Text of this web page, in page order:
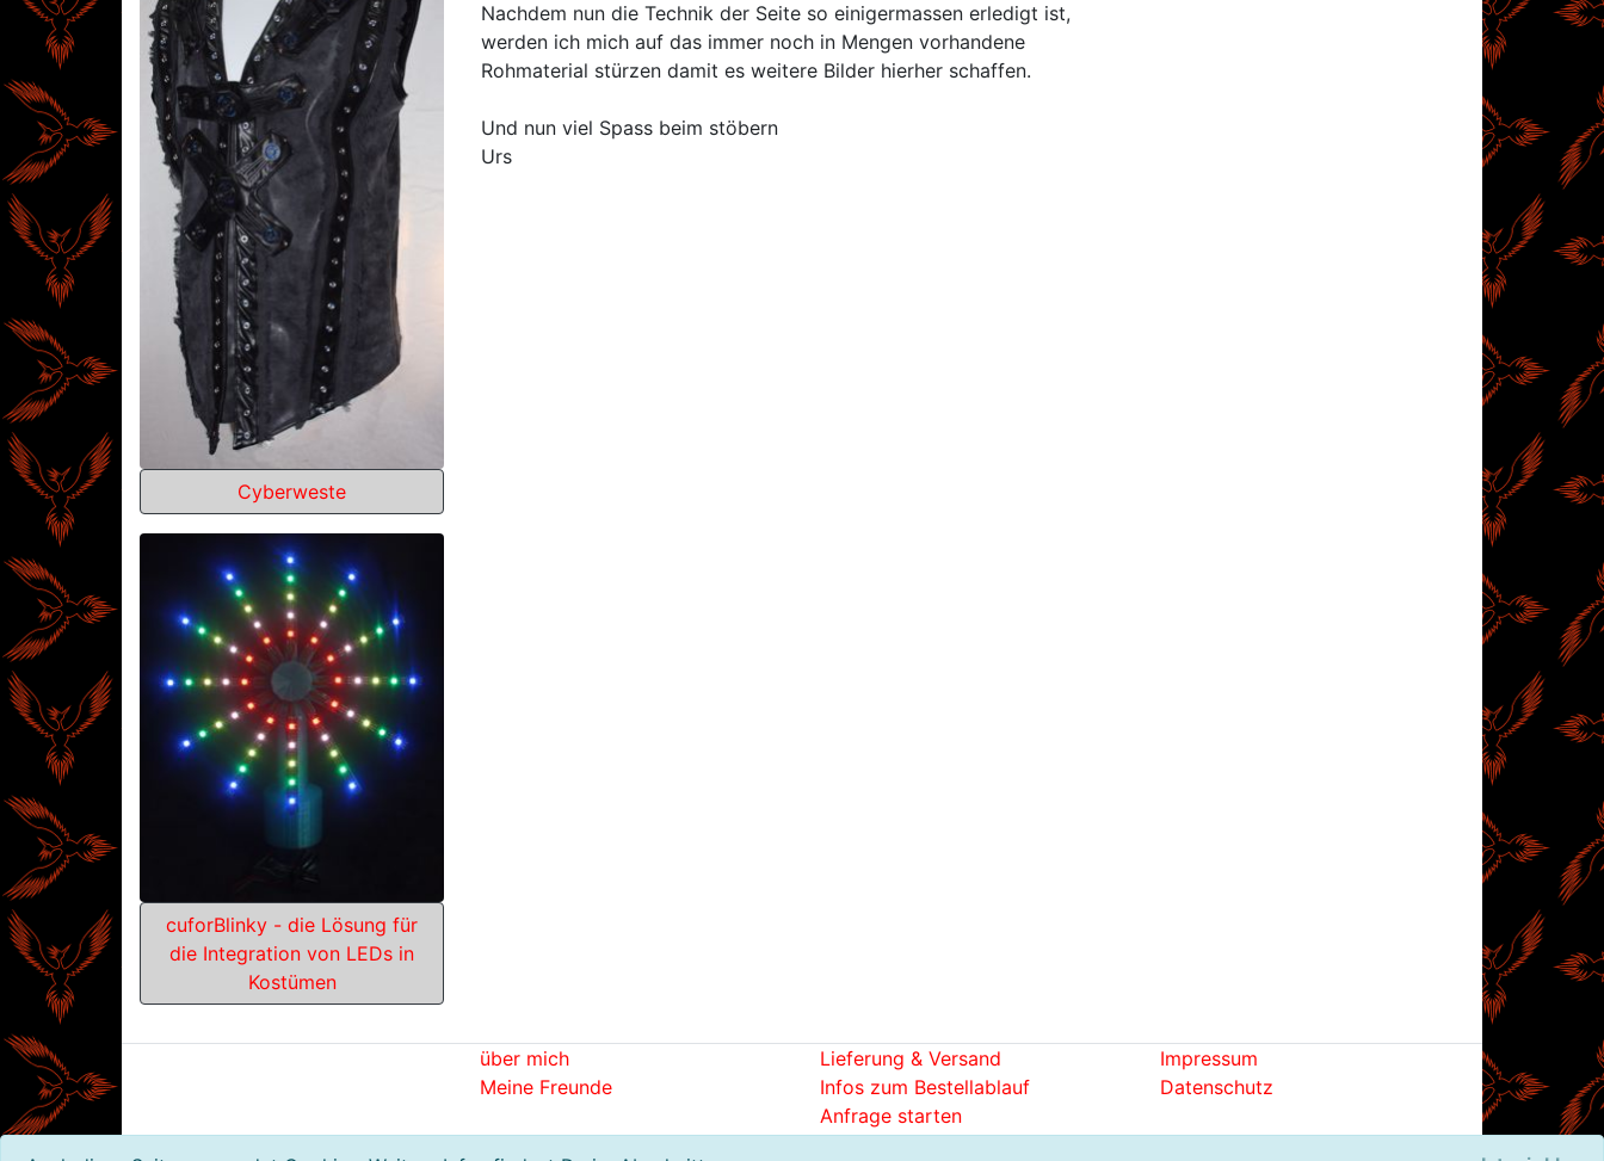
Cyberweste
cuforBlinky - die Lösung für
die Integration von LEDs in
Kostümen
Nachdem nun die Technik der Seite so einigermassen erledigt ist,
werden ich mich auf das immer noch in Mengen vorhandene
Rohmaterial stürzen damit es weitere Bilder hierher schaffen.
Und nun viel Spass beim stöbern
Urs
über mich
Meine Freunde
Lieferung & Versand
Infos zum Bestellablauf
Anfrage starten
Impressum
Datenschutz